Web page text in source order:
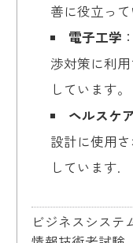
善に役立って
電子工学
渉対策に利
しています。
ヘルスケア
設計に使用
しています.
ビジネスシステ